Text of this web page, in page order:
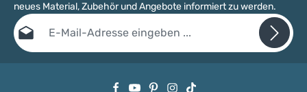
neues Material, Zubehör und Angebote informiert zu werden.
E-Mail-Adresse*
Datenschutzbestimmungenzur Kenntnis genommen